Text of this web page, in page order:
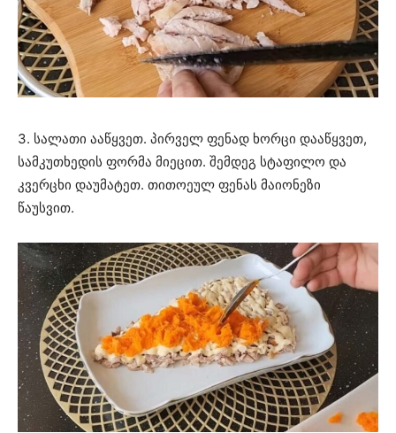
3. სალათი ააწყვეთ. პირველ ფენად ხორცი დააწყვეთ,
სამკუთხედის ფორმა მიეცით. შემდეგ სტაფილო და
კვერცხი დაუმატეთ. თითოეულ ფენას მაიონეზი
წაუსვით.